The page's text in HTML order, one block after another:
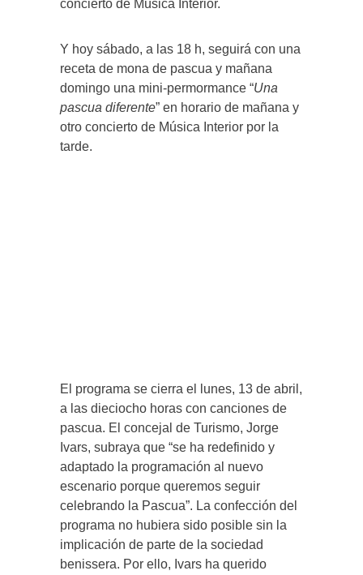
concierto de Música Interior.
Y hoy sábado, a las 18 h, seguirá con una
receta de mona de pascua y mañana
domingo una mini-permormance “Una
pascua diferente” en horario de mañana y
otro concierto de Música Interior por la
tarde.
El programa se cierra el lunes, 13 de abril,
a las dieciocho horas con canciones de
pascua. El concejal de Turismo, Jorge
Ivars, subraya que “se ha redefinido y
adaptado la programación al nuevo
escenario porque queremos seguir
celebrando la Pascua”. La confección del
programa no hubiera sido posible sin la
implicación de parte de la sociedad
benissera. Por ello, Ivars ha querido